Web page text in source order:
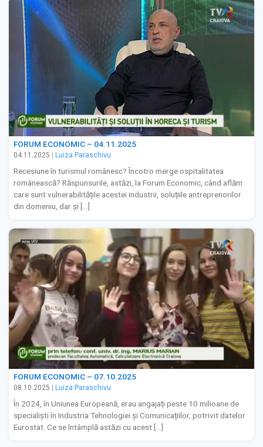
FORUM ECONOMIC – 04.11.2025
04.11.2025 Luiza Paraschivu
Recesiune în turismul românesc? Încotro merge ospitalitatea
românească? Răspunsurile, astăzi, la Forum Economic, când aflăm
care sunt vulnerabilitățile acestei industrii, soluțiile antreprenorilor
din domeniu, dar și […]
FORUM ECONOMIC – 07.10.2025
08.10.2025 Luiza Paraschivu
În 2024, în Uniunea Europeană, erau angajați peste 10 milioane de
specialiști în Industria Tehnologiei și Comunicațiilor, potrivit datelor
Eurostat. Ce se întâmplă astăzi cu acest […]